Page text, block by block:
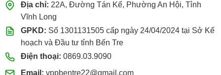
VÌ SAO NÊN CHỌN NỘI THẤT VĂN PHÒNG –
TRƯỜNG HỌC TẠI VPP BẾN TRE?
Chất liệu gỗ MDF/khung kim loại bền chắc, chịu lực tốt,
phù hợp sử dụng lâu dài.
Thiết kế gấp gọn, di động – tiết kiệm không gian, dễ
Địa chỉ: 22A, Đường Tán Kế, Phường An Hội, Tỉnh
Vĩnh Long
GPKD: Số 1301131505 cấp ngày 24/04/2024 tại Sở Kế
hoạch và Đầu tư tỉnh Bến Tre
Điện thoại: 0869.03.9090
Email: vppbentre22@gmail.com